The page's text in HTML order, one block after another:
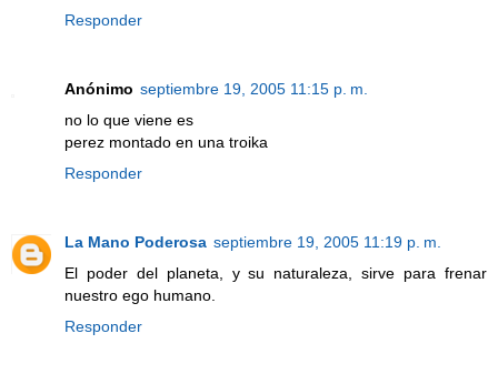
Responder
Anónimo septiembre 19, 2005 11:15 p. m.
no lo que viene es
perez montado en una troika
Responder
La Mano Poderosa septiembre 19, 2005 11:19 p. m.
El poder del planeta, y su naturaleza, sirve para frenar
nuestro ego humano.
Responder